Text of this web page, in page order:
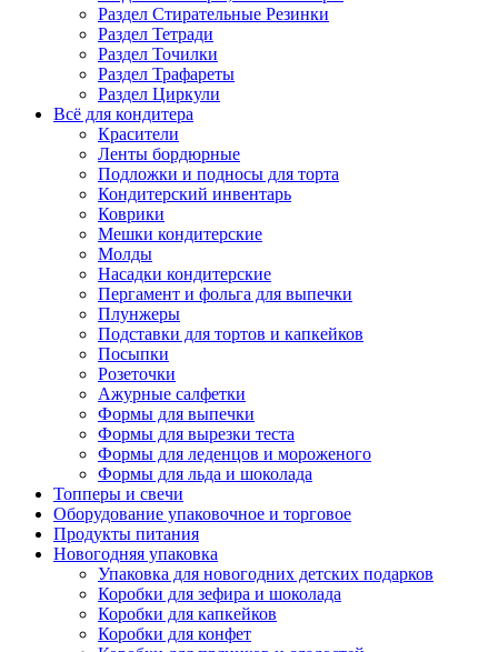
Раздел Стирательные Резинки
Раздел Тетради
Раздел Точилки
Раздел Трафареты
Раздел Циркули
Всё для кондитера
Красители
Ленты бордюрные
Подложки и подносы для торта
Кондитерский инвентарь
Коврики
Мешки кондитерские
Молды
Насадки кондитерские
Пергамент и фольга для выпечки
Плунжеры
Подставки для тортов и капкейков
Посыпки
Розеточки
Ажурные салфетки
Формы для выпечки
Формы для вырезки теста
Формы для леденцов и мороженого
Формы для льда и шоколада
Топперы и свечи
Оборудование упаковочное и торговое
Продукты питания
Новогодняя упаковка
Упаковка для новогодних детских подарков
Коробки для зефира и шоколада
Коробки для капкейков
Коробки для конфет